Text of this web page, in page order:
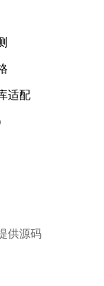
适配
供源码